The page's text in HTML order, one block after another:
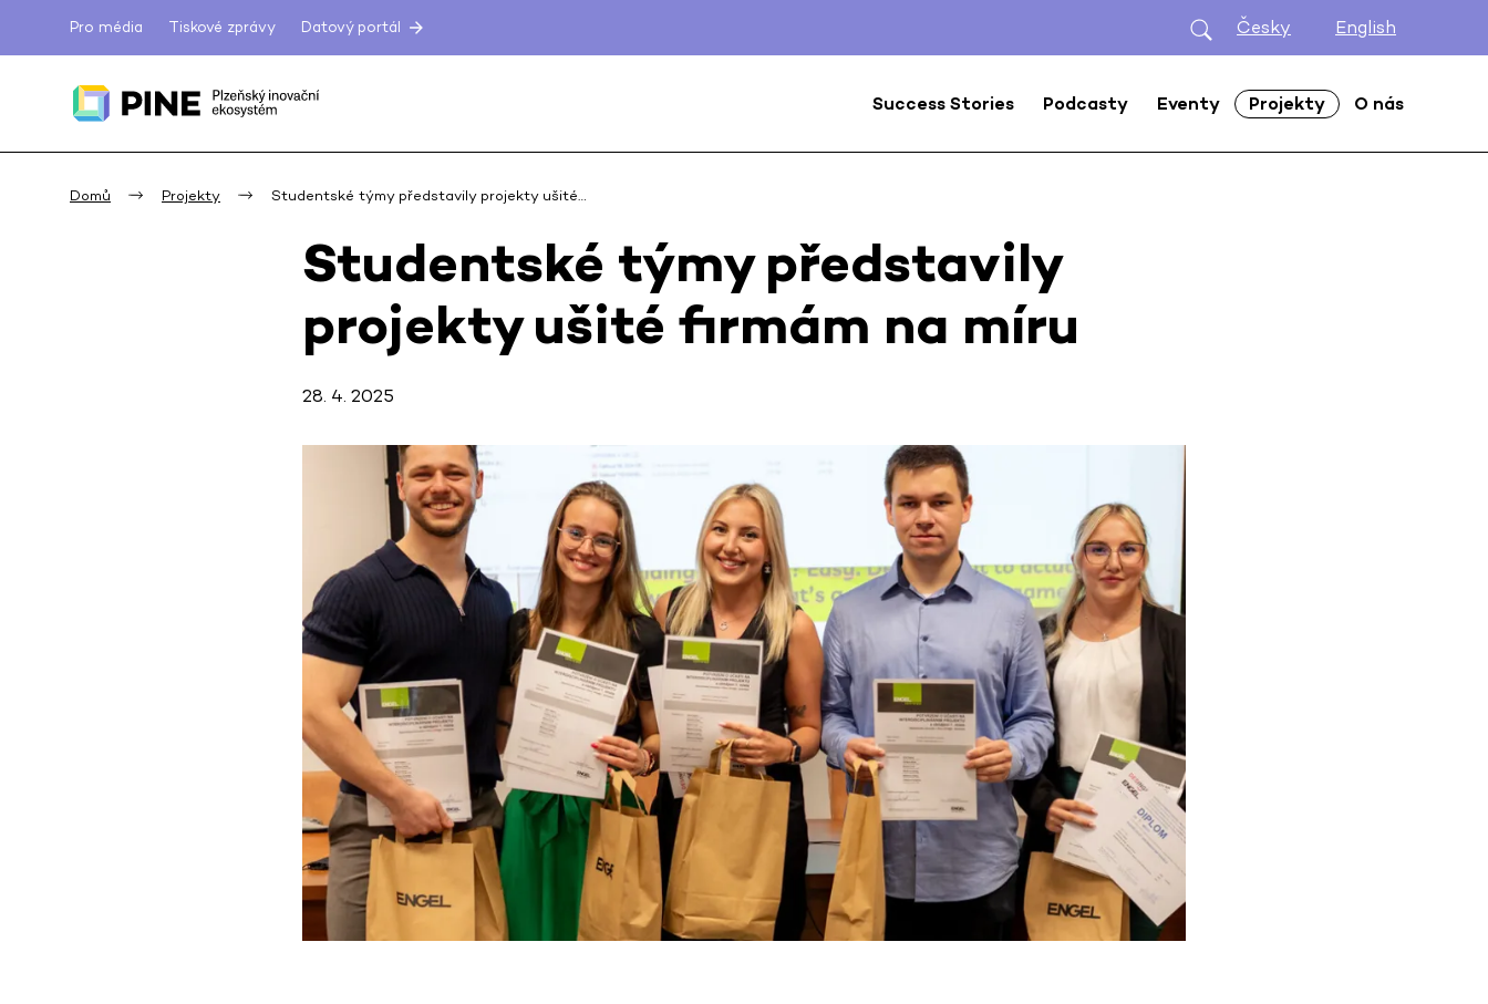
Pro média Tiskové zprávy Datový portál Česky English
Success Stories Podcasty Eventy Projekty O nás
Domů Projekty Studentské týmy představily projekty ušité…
Studentské týmy představily
projekty ušité firmám na míru
28. 4. 2025